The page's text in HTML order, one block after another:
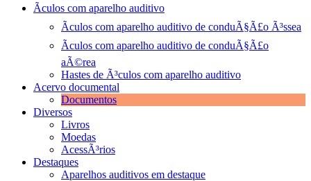
Ãculos com aparelho auditivo
Ãculos com aparelho auditivo de conduÃ§Ã£o Ã³ssea
Ãculos com aparelho auditivo de conduÃ§Ã£o
aÃ©rea
Hastes de Ã³culos com aparelho auditivo
Acervo documental
Documentos
Diversos
Livros
Moedas
AcessÃ³rios
Destaques
Aparelhos auditivos em destaque